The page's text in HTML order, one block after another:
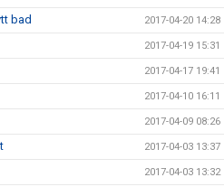
bad 2017-04-20 14:28
2017-04-19 15:31
2017-04-17 19:41
2017-04-10 16:11
2017-04-09 08:26
2017-04-03 13:37
2017-04-03 13:32